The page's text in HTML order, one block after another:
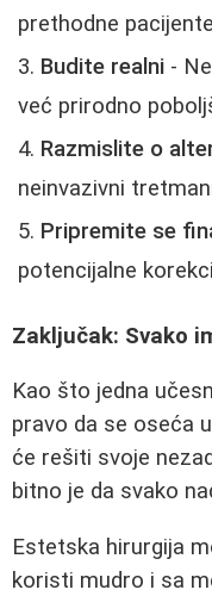
prethodne
Budite realni -
već prirodno
Razmislite o
neinvazivni
Pripremite se
potencijalne
Zaključak: Svako
Kao što jedna
pravo da se oseća
će rešiti svoje
bitno je da svako
Estetska hirurgija
koristi mudro i sa